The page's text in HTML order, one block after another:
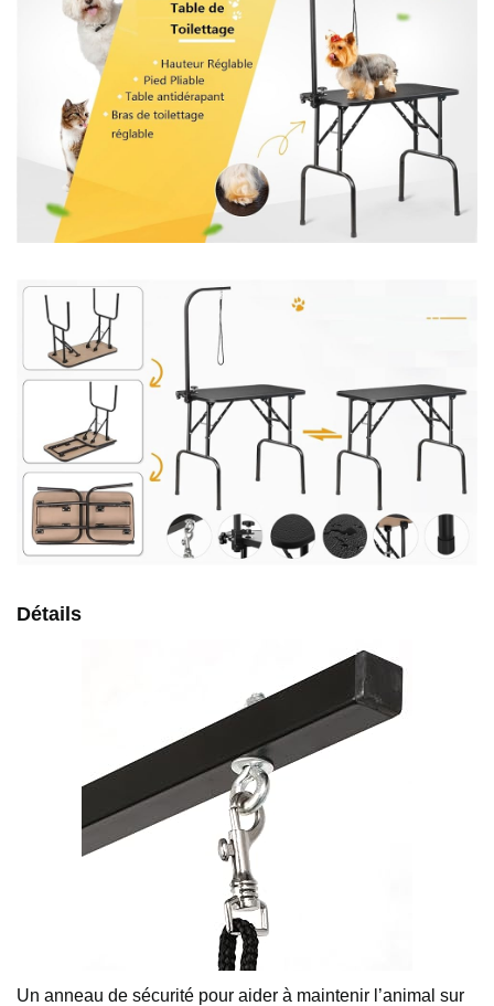
Détails
Un anneau de sécurité pour aider à maintenir l’animal sur